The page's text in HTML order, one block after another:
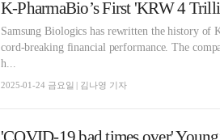
Samsung Biologics has rewritten the history of
cord-breaking financial performance. The
h...
2025-01-24 금요일 | 김나영 기자